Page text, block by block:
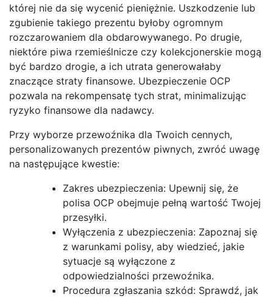
której nie da się wycenić pieniężnie. Uszkodzenie lub
zgubienie takiego prezentu byłoby ogromnym
rozczarowaniem dla obdarowywanego. Po drugie,
niektóre piwa rzemieślnicze czy kolekcjonerskie mogą
być bardzo drogie, a ich utrata generowałaby
znaczące straty finansowe. Ubezpieczenie OCP
pozwala na rekompensatę tych strat, minimalizując
ryzyko finansowe dla nadawcy.
Przy wyborze przewoźnika dla Twoich cennych,
personalizowanych prezentów piwnych, zwróć uwagę
na następujące kwestie:
Zakres ubezpieczenia: Upewnij się, że
polisa OCP obejmuje pełną wartość Twojej
przesyłki.
Wyłączenia z ubezpieczenia: Zapoznaj się
z warunkami polisy, aby wiedzieć, jakie
sytuacje są wyłączone z
odpowiedzialności przewoźnika.
Procedura zgłaszania szkód: Sprawdź, jak